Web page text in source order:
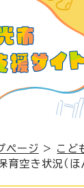
ページ > こど
空き状況（ほ